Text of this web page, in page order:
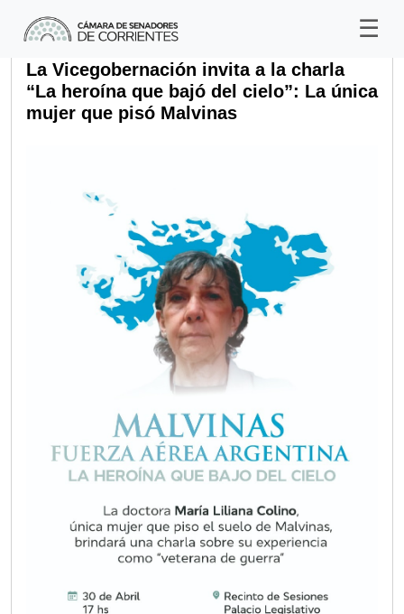
La Vicegobernación invita a la charla
“La heroína que bajó del cielo”: La única
mujer que pisó Malvinas